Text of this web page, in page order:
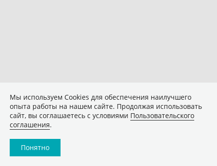
Мы используем Сookies для обеспечения наилучшего
опыта работы на нашем сайте. Продолжая использовать
сайт, вы соглашаетесь с условиями Пользовательского
соглашения.
Понятно